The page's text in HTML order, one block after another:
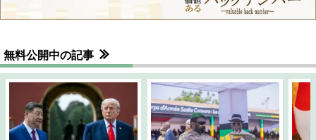
無料公開中の記事